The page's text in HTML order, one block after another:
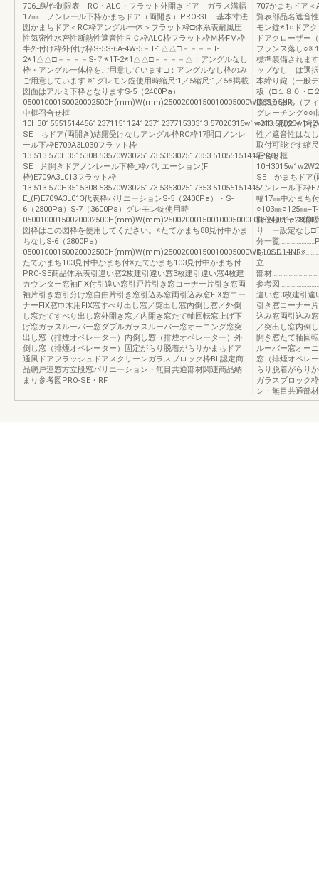
706□製作制限表 RC・ALC・フラット外開きドア ガラス溝幅
17㎜ ノンレール下枠かまちドア（両開き）PRO-SE 基本寸法
図かまちドア＜RC枠アングル一体＞フラット枠□体系表耐風圧
性気密性水密性断熱性遮音性ＲＣ枠ALC枠フラット枠Ｍ枠FM枠
半外付け枠外付け枠S-5S-6A-4W-5－T-1△△□－－－－T-
2※1△△□－－－－S-７※1T-2※1△△□－－－－△：アングルなし
枠・アングル一体枠をご用意しています□：アングルなし枠のみ
ご用意しています ※1グレモン錠使用時縮尺:1／5縮尺:1／5※掲載
図面はアルミ下枠となりますS-5（2400Pa）
05001000150020002500H(mm)W(mm)25002000150010005000WD6SD5NR
中框召合せ框
SE ちドア(両開き)結露受けなしアングル枠RC枠17開口ノンレ
ール下枠E709A3L030フラット枠
13.513.570H3515308.53570W3025173.535302517353.51055151445PRO-
SE 片開きドアノンレール下枠_枠バリエーション(F
枠)E709A3L013フラット枠
13.513.570H3515308.53570W3025173.535302517353.51055151445-
E_(F)E709A3L013代表枠バリエーションS-5（2400Pa）・S-
6（2800Pa）S-7（3600Pa）グレモン錠使用時
図枠はこの図枠を使用してください。※たてかまち88見付中かま
ちなしS-6（2800Pa）
05001000150020002500H(mm)W(mm)25002000150010005000WD10SD14NR※
たてかまち103見付中かまち付※たてかまち103見付中かまち付
PRO-SE商品体系表引違い窓2枚建引違い窓3枚建引違い窓4枚建
カウンター窓袖FIX付引違い窓引戸片引き窓コーナー片引き窓両
袖片引き窓引分け窓自由片引き窓引込み窓両引込み窓FIX窓コー
ナーFIX窓巾木用FIX窓すべり出し窓／突出し窓内倒し窓／外倒
し窓たてすべり出し窓外開き窓／内開き窓たて軸回転窓上げ下
げ窓ガラスルーバー窓ダブルガラスルーバー窓オーニング窓突
出し窓（排煙オペレーター）内倒し窓（排煙オペレーター）外
倒し窓（排煙オペレーター）固定がらり脱着がらりかまちドア
通風ドアフラッシュドアスクリーンガラスブロック枠BL認定商
品網戸連窓方立段窓バリエーション・無目共通部材関連商品納
まり参考図PRO-SE・RF
707かまちドア
覧表部品名遮音
モン錠※1○ドア
ドアクローザー
フランス落し○※
標準装備されま
ップなし」は選
本締り錠（一般
板（□１８０・□
換気かまち（フ
グレーチング○○
○※1一般タイプ
性／遮音性はな
取付可能です縮
召合せ框
SE かまちドア(
ノンレール下枠
幅17㎜中かまち
○103㎜○125㎜
覧仕様ガラス溝
り ー設定なし□
分一覧
ち
立
部材
参考図
違い窓3枚建引違
引き窓コーナー
込み窓両引込み
／突出し窓内倒
開き窓たて軸回
ルーバー窓オー
窓（排煙オペレ
らり脱着がらり
ガラスブロック
ン・無目共通部